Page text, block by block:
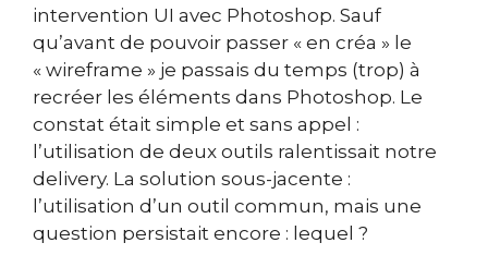
intervention UI avec Photoshop. Sauf
qu’avant de pouvoir passer « en créa » le
« wireframe » je passais du temps (trop) à
recréer les éléments dans Photoshop. Le
constat était simple et sans appel :
l’utilisation de deux outils ralentissait notre
delivery. La solution sous-jacente :
l’utilisation d’un outil commun, mais une
question persistait encore : lequel ?